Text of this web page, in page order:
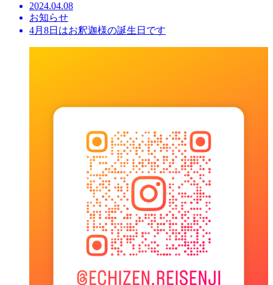
2024.04.08
お知らせ
4月8日はお釈迦様の誕生日です